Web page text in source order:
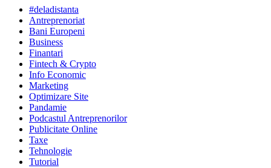
#deladistanta
Antreprenoriat
Bani Europeni
Business
Finantari
Fintech & Crypto
Info Economic
Marketing
Optimizare Site
Pandamie
Podcastul Antreprenorilor
Publicitate Online
Taxe
Tehnologie
Tutorial